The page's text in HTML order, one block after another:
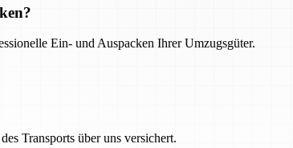
Ein- und Auspacken Ihrer Umzugsgüter.
Transports über uns versichert.